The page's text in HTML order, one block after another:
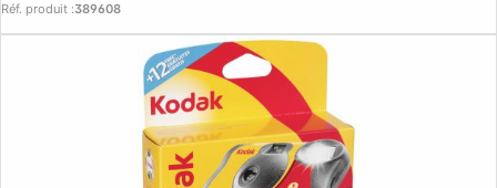
Réf. produit :389608